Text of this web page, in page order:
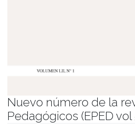
Nuevo número de la
Pedagógicos (EPED vol